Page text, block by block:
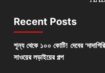
Recent Posts
শূন্য থেকে ১০০ কোটি! দেবের
সাওয়ের লড়াইয়ের গল্প